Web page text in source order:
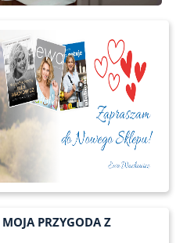
MOJA PRZYGODA Z